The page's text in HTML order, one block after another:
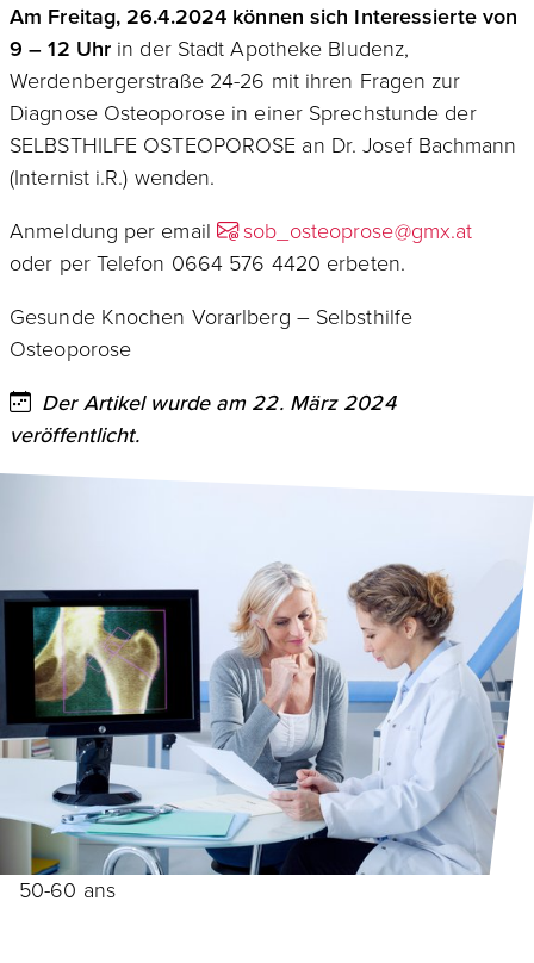
50-60 ans
Am Freitag, 26.4.2024 können sich Interessierte von
9 – 12 Uhr in der Stadt Apotheke Bludenz,
Werdenbergerstraße 24-26 mit ihren Fragen zur
Diagnose Osteoporose in einer Sprechstunde der
SELBSTHILFE OSTEOPOROSE an Dr. Josef Bachmann
(Internist i.R.) wenden.
Anmeldung per email
sob_osteoprose@gmx.at
oder per Telefon 0664 576 4420 erbeten.
Gesunde Knochen Vorarlberg – Selbsthilfe
Osteoporose
Der Artikel wurde am 22. März 2024
veröffentlicht.